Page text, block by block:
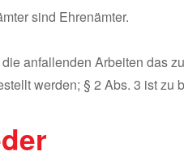
sind Ehrenämter.
anfallenden Arbeiten das
werden; § 2 Abs. 3 ist zu